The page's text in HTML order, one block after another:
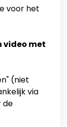
voor het
video met
(niet
via
de